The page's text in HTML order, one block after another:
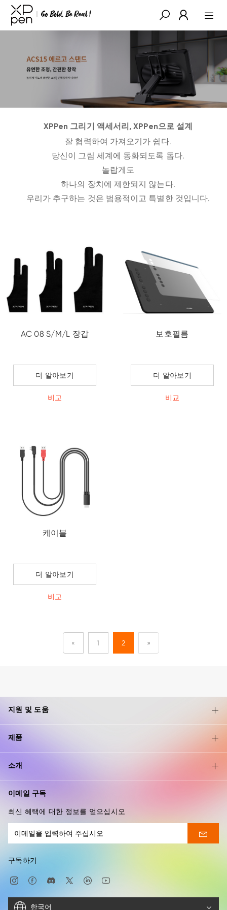
XPPen 그리기 액세서리, XPPen으로 설계
잘 협력하여 가져오기가 쉽다.
당신이 그림 세계에 동화되도록 돕다.
놀랍게도
하나의 장치에 제한되지 않는다.
우리가 추구하는 것은 범용적이고 특별한 것입니다.
AC 08 S/M/L 장갑
더 알아보기
비교
보호필름
더 알아보기
비교
케이블
더 알아보기
비교
« 1 2 »
지원 및 도움
제품
소개
이메일 구독
최신 혜택에 대한 정보를 얻으십시오
구독하기
한국어